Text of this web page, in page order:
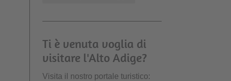
Ti è venuta voglia di
visitare l'Alto Adige?
Visita il nostro portale turistico: